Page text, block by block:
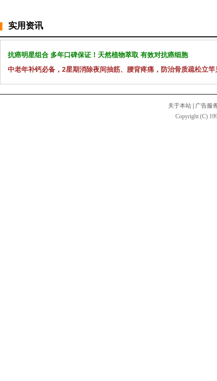
实用资讯
抗癌明星组合 多年口碑保证！天然植物萃取 有效对抗癌细胞
中老年补钙必备，2星期消除夜间抽筋、腰背疼痛，防治骨质疏松立竿
关于本站
广告服
Copyright (C)